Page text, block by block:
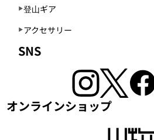
登山ギア
アクセサリー
SNS
オンラインショップ